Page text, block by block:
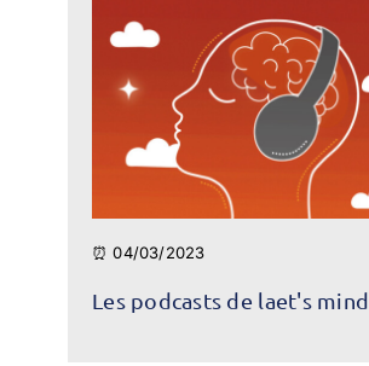
⏰ 04/03/2023
Les podcasts de laet's mind